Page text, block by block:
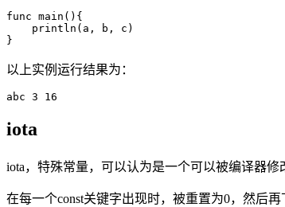
func main(){
    println(a, b, c)
以上实例运行结果为：
iota
iota，特殊常量，可以认为是一个可以被编译器修
在每一个const关键字出现时，被重置为0，然后